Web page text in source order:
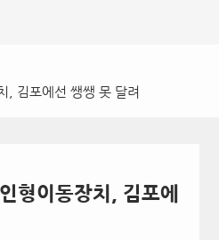
, 김포에선 쌩쌩 못 달려
형이동장치, 김포에